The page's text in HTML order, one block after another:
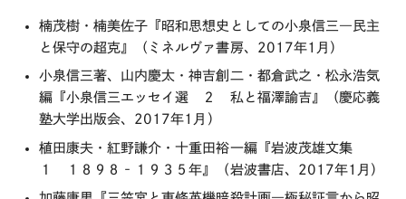
楠茂樹・楠美佐子『昭和思想史としての小泉信三―民主
と保守の超克』（ミネルヴァ書房、2017年1月）
小泉信三著、山内慶太・神吉創二・都倉武之・松永浩気
編『小泉信三エッセイ選 ２ 私と福澤諭吉』（慶応義
塾大学出版会、2017年1月）
植田康夫・紅野謙介・十重田裕一編『岩波茂雄文集
１ １８９８‐１９３５年』（岩波書店、2017年1月）